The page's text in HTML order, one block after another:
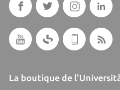
La boutique de